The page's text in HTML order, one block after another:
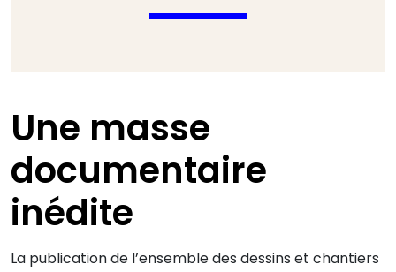
Une masse
documentaire
inédite
La publication de l’ensemble des dessins et chantiers